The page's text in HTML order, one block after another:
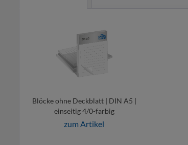
Blöcke ohne Deckblatt | DIN A5 |
einseitig 4/0-farbig
zum Artikel